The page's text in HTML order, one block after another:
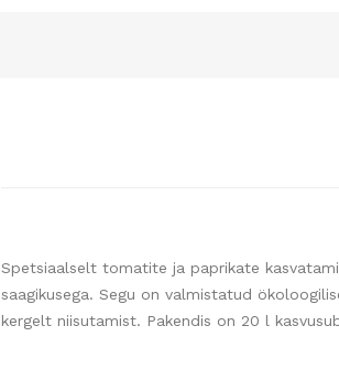
Spetsiaalselt tomatite ja paprikate
saagikusega. Segu on valmistatud
kergelt niisutamist. Pakendis on 20 l